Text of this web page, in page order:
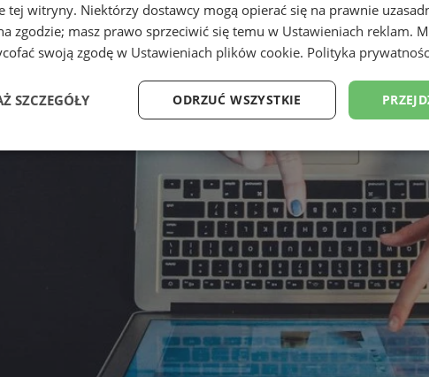
tej witryny. Niektórzy dostawcy mogą opierać się na prawnie
zgodzie; masz prawo sprzeciwić się temu w Ustawieniach reklam.
swoją zgodę w Ustawieniach plików cookie. Polityka
ODRZUĆ WSZYSTKIE
SZCZEGÓŁY
Wydajność Targetowanie Funkcjonalność
Wydajność Targetowanie Funkcjonalność
pliki cookie umożliwiają korzystanie z podstawowych funkcji strony internetowej, takich jak
kontem. Bez niezbędnych plików cookie nie można prawidłowo korzystać ze strony
Provider
Domena
Okres
przechowywania
Opis